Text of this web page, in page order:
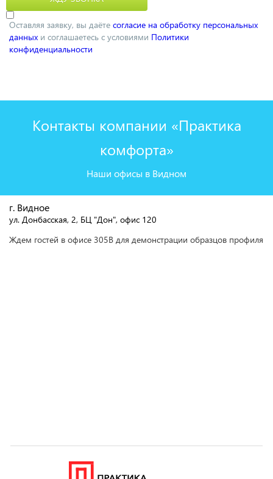
Оставляя заявку, вы даёте согласие на обработку персональных
данных и соглашаетесь с условиями Политики
конфиденциальности
Контакты компании «Практика
комфорта»
Наши офисы в Видном
г. Видное
ул. Донбасская, 2, БЦ "Дон", офис 120
Ждем гостей в офисе 305В для демонстрации образцов профиля